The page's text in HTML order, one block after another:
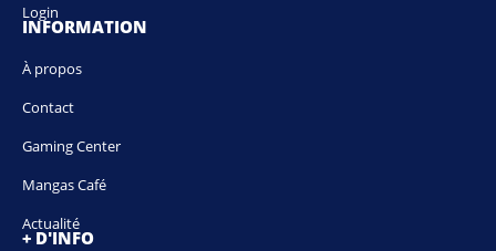
Login
INFORMATION
À propos
Contact
Gaming Center
Mangas Café
Actualité
+ D'INFO